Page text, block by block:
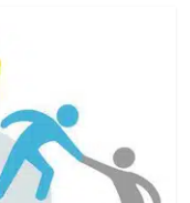
au service